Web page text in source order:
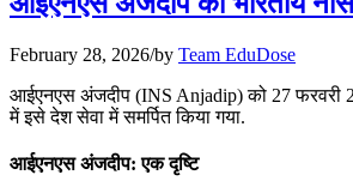
📝 डेली करेंट अफेयर्स: 22-24 जुलाई
📝 डेली करेंट अफेयर्स: 19-21 जुलाई
February 28, 2026/by Team EduDose
आईएनएस अंजदीप (INS Anjadip) को 27 फरवरी
में इसे देश सेवा में समर्पित किया गया.
आईएनएस अंजदीप: एक दृष्टि